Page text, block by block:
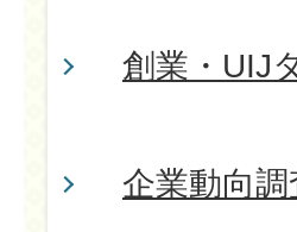
創業・UIJ
企業動向調